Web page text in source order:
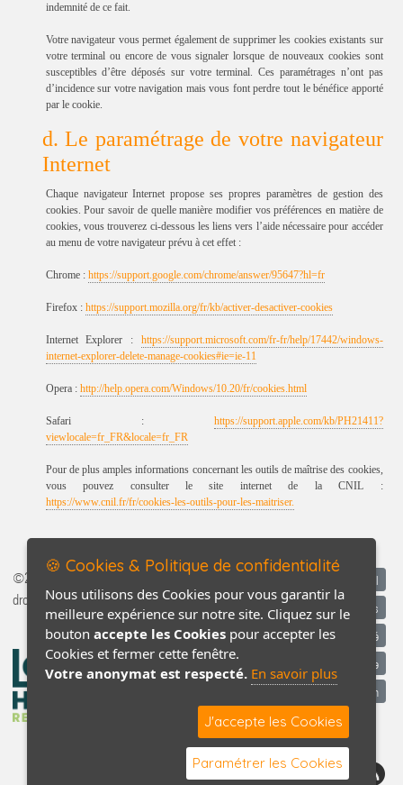
indemnité de ce fait.
Votre navigateur vous permet également de supprimer les cookies existants sur
votre terminal ou encore de vous signaler lorsque de nouveaux cookies sont
susceptibles d’être déposés sur votre terminal. Ces paramétrages n’ont pas
d’incidence sur votre navigation mais vous font perdre tout le bénéfice apporté
par le cookie.
d. Le paramétrage de votre navigateur
Internet
Chaque navigateur Internet propose ses propres paramètres de gestion des
cookies. Pour savoir de quelle manière modifier vos préférences en matière de
cookies, vous trouverez ci-dessous les liens vers l’aide nécessaire pour accéder
au menu de votre navigateur prévu à cet effet :
Chrome : https://support.google.com/chrome/answer/95647?hl=fr
Firefox : https://support.mozilla.org/fr/kb/activer-desactiver-cookies
Internet Explorer : https://support.microsoft.com/fr-fr/help/17442/windows-
internet-explorer-delete-manage-cookies#ie=ie-11
Opera : http://help.opera.com/Windows/10.20/fr/cookies.html
Safari : https://support.apple.com/kb/PH21411?
viewlocale=fr_FR&locale=fr_FR
Pour de plus amples informations concernant les outils de maîtrise des cookies,
vous pouvez consulter le site internet de la CNIL :
https://www.cnil.fr/fr/cookies-les-outils-pour-les-maitriser.
©2026-2027 13 Arches tous
droits réservés
Accueil
Mentions légales
Politique de confidentialité
Conditions générales de vente
Contact / Plan
🍪 Cookies & Politique de confidentialité
Nous utilisons des Cookies pour vous garantir la
meilleure expérience sur notre site. Cliquez sur le
bouton accepte les Cookies pour accepter les
Cookies et fermer cette fenêtre.
Votre anonymat est respecté. En savoir plus
J'accepte les Cookies
Paramétrer les Cookies